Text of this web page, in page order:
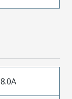
8.0A